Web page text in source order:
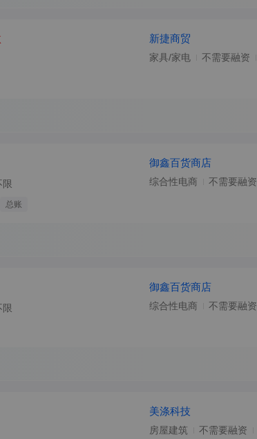
新捷商贸
家具/家电 不需要融资
总账
御鑫百货商店
综合性电商 不需要融资
御鑫百货商店
综合性电商 不需要融资
美涤科技
房屋建筑 不需要融资